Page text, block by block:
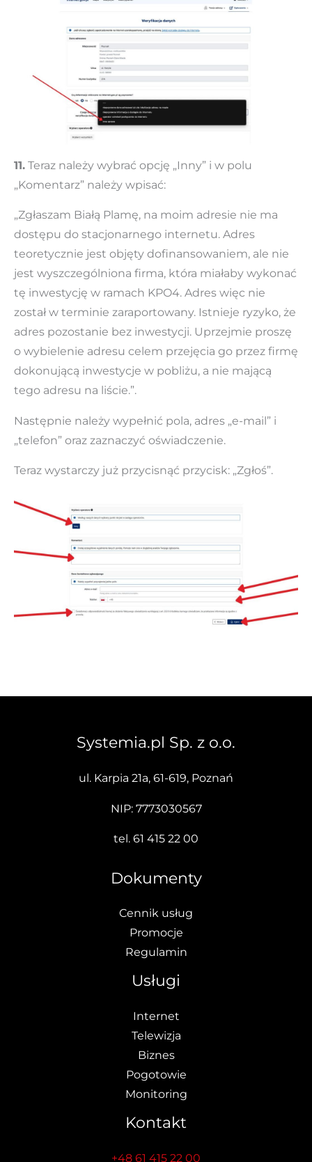
11. Teraz należy wybrać opcję „Inny” i w polu
„Komentarz” należy wpisać:
„Zgłaszam Białą Plamę, na moim adresie nie ma
dostępu do stacjonarnego internetu. Adres
teoretycznie jest objęty dofinansowaniem, ale nie
jest wyszczególniona firma, która miałaby wykonać
tę inwestycję w ramach KPO4. Adres więc nie
został w terminie zaraportowany. Istnieje ryzyko, że
adres pozostanie bez inwestycji. Uprzejmie proszę
o wybielenie adresu celem przejęcia go przez firmę
dokonującą inwestycje w pobliżu, a nie mającą
tego adresu na liście.”.
Następnie należy wypełnić pola, adres „e-mail” i
„telefon” oraz zaznaczyć oświadczenie.
Teraz wystarczy już przycisnąć przycisk: „Zgłoś”.
Systemia.pl Sp. z o.o.
ul. Karpia 21a, 61-619, Poznań
NIP: 7773030567
tel. 61 415 22 00
Dokumenty
Cennik usług
Promocje
Regulamin
Usługi
Internet
Telewizja
Biznes
Pogotowie
Monitoring
Kontakt
+48 61 415 22 00